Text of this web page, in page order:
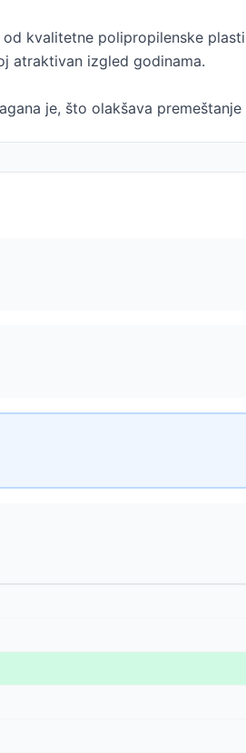
od kvalitetne polipropilenske
atraktivan izgled godinama.
je, što olakšava